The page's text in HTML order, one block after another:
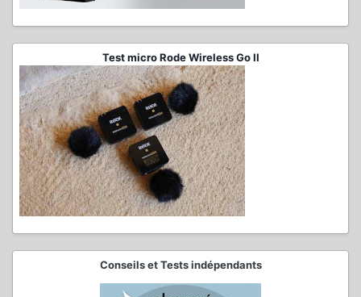
Test micro Rode Wireless Go II
Conseils et Tests indépendants